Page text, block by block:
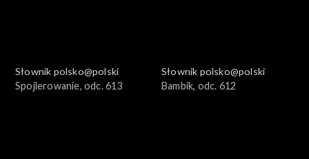
Słownik polsko@polski
Spojlerowanie, odc. 613
Słownik polsko@polski
Bambik, odc. 612